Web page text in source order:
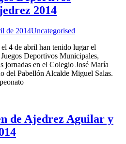
2014
de 2014Uncategorised
4 de abril han tenido lugar el
Deportivos Municipales,
jornadas en el Colegio José María
del Pabellón Alcalde Miguel Salas.
de Ajedrez Aguilar y